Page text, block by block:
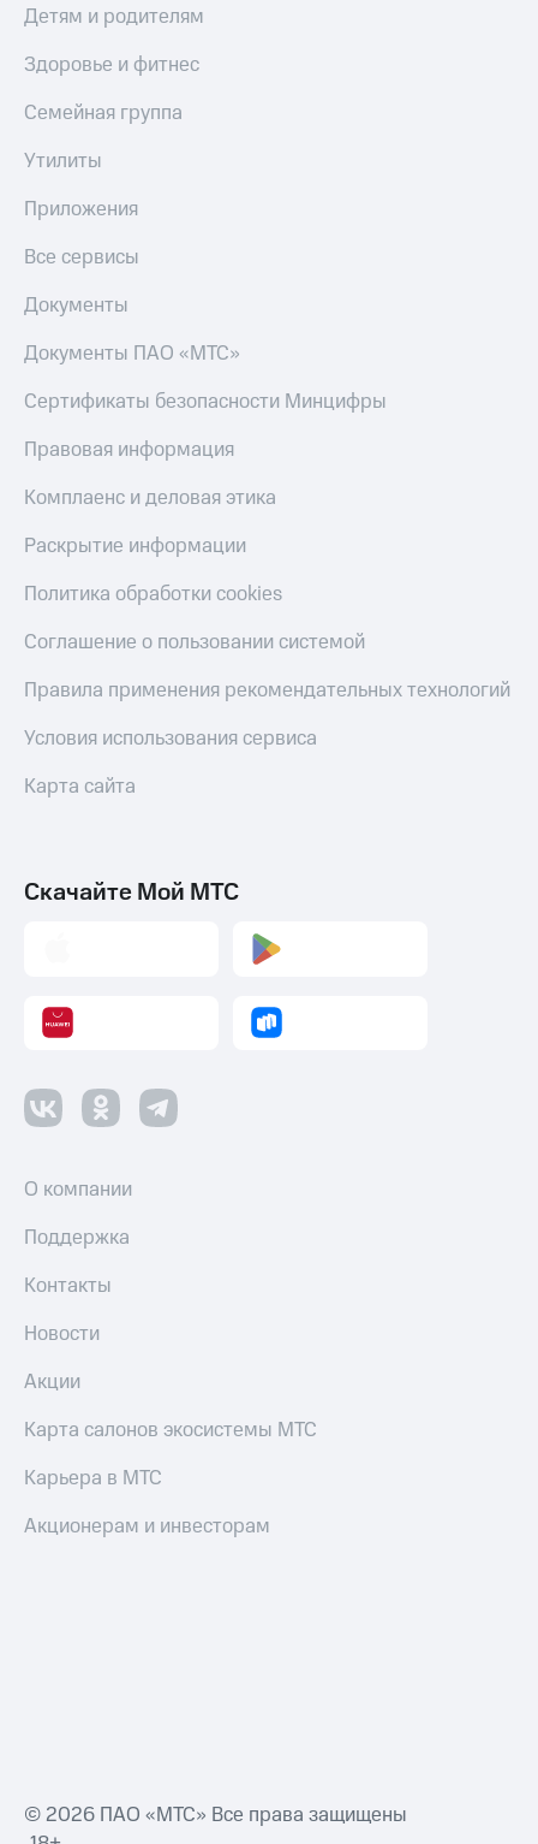
Детям и родителям
Здоровье и фитнес
Семейная группа
Утилиты
Приложения
Все сервисы
Документы
Документы ПАО «МТС»
Сертификаты безопасности Минцифры
Правовая информация
Комплаенс и деловая этика
Раскрытие информации
Политика обработки cookies
Соглашение о пользовании системой
Правила применения рекомендательных технологий
Условия использования сервиса
Карта сайта
Скачайте Мой МТС
О компании
Поддержка
Контакты
Новости
Акции
Карта салонов экосистемы МТС
Карьера в МТС
Акционерам и инвесторам
© 2026 ПАО «МТС» Все права защищены